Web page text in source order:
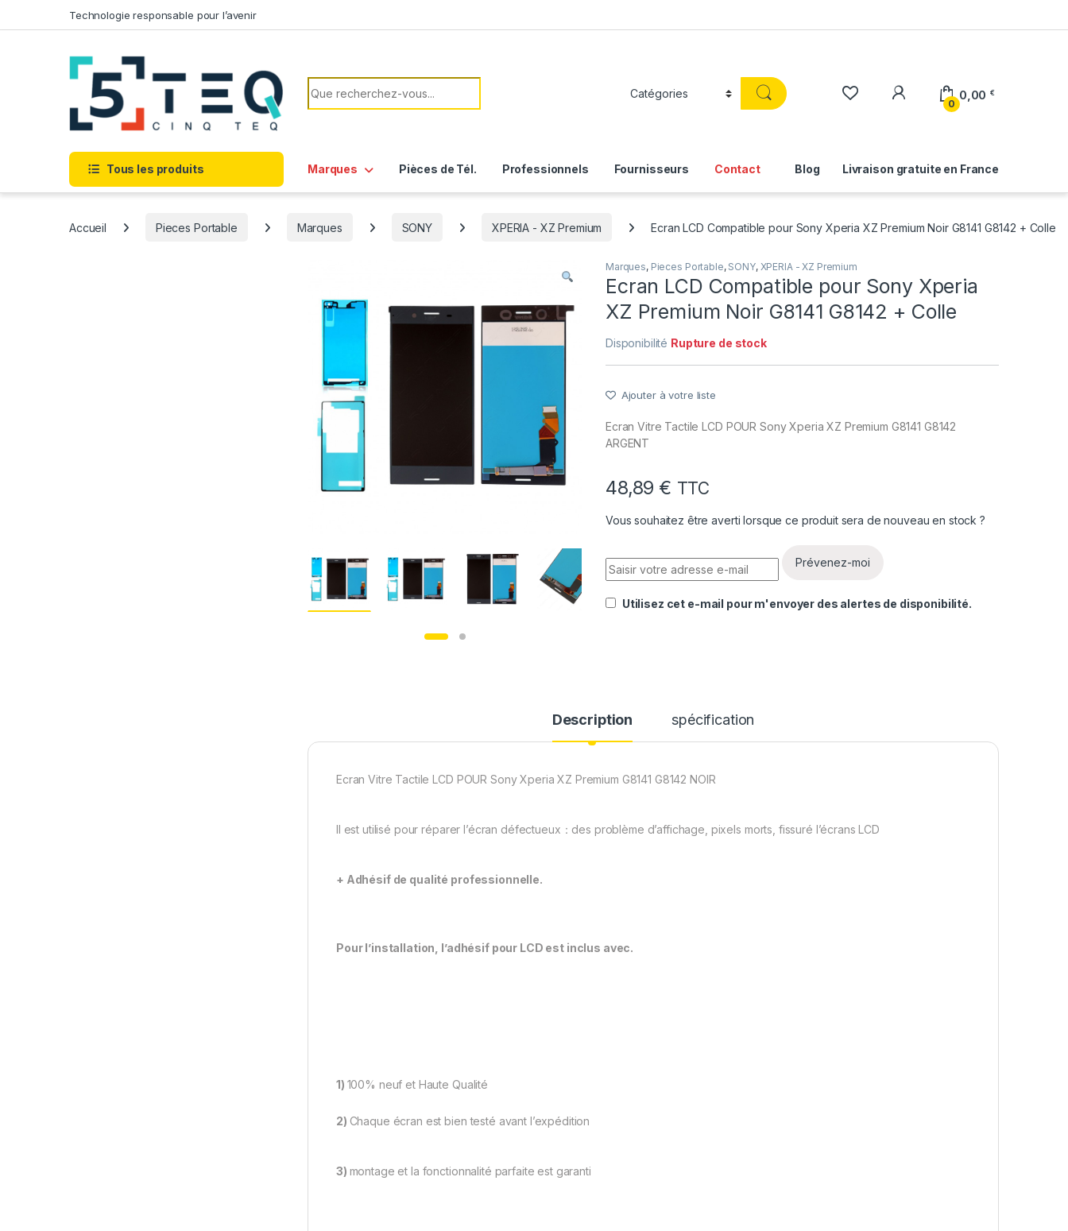
Technologie responsable pour l’avenir
Rechercher:
0
0,00 €
Tous les produits Marques Pièces de Tél. Professionnels Fournisseurs Contact Livraison gratuite en France
Blog
Accueil Pieces Portable Marques SONY XPERIA - XZ Premium Ecran LCD Compatible pour Sony Xperia XZ Premium Noir G8141 G8142 + Colle
Marques, Pieces Portable, SONY, XPERIA - XZ Premium
Ecran LCD Compatible pour Sony Xperia
XZ Premium Noir G8141 G8142 + Colle
Disponibilité Rupture de stock
Ajouter à votre liste
Ecran Vitre Tactile LCD POUR Sony Xperia XZ Premium G8141 G8142
ARGENT
48,89 € TTC
Vous souhaitez être averti lorsque ce produit sera de nouveau en stock ?
Prévenez-moi
Utilisez cet e-mail pour m'envoyer des alertes de disponibilité.
Description spécification
Ecran Vitre Tactile LCD POUR Sony Xperia XZ Premium G8141 G8142 NOIR
Il est utilisé pour réparer l’écran défectueux：des problème d’affichage, pixels morts, fissuré l’écrans LCD
+ Adhésif de qualité professionnelle.
Pour l’installation, l’adhésif pour LCD est inclus avec.
1) 100% neuf et Haute Qualité
2) Chaque écran est bien testé avant l’expédition
3) montage et la fonctionnalité parfaite est garanti